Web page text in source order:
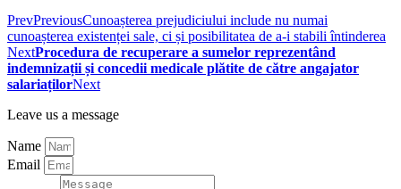
PrevPreviousCunoașterea prejudiciului include nu numai
cunoașterea existenței sale, ci și posibilitatea de a-i stabili întinderea
NextProcedura de recuperare a sumelor reprezentând
indemnizații și concedii medicale plătite de către angajator
salariațilorNext
Leave us a message
Name
Email